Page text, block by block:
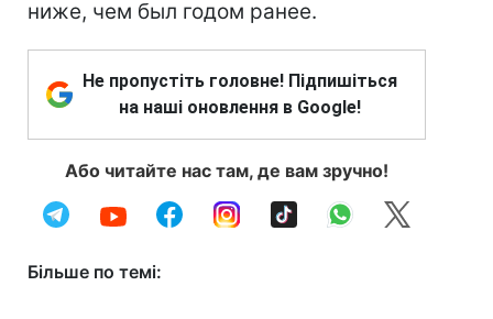
ниже, чем был годом ранее.
Не пропустіть головне! Підпишіться
на наші оновлення в Google!
Або читайте нас там, де вам зручно!
Більше по темі: